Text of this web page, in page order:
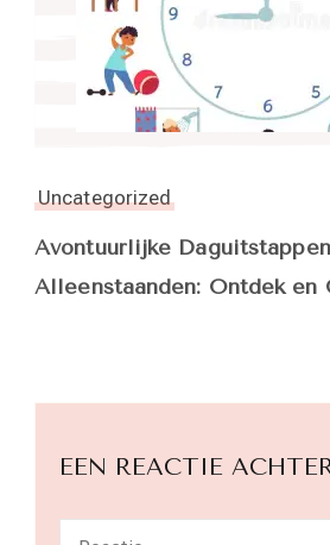
Uncategorized
Avontuurlijke
Alleenstaanden: Ontdek en
EEN REACTIE